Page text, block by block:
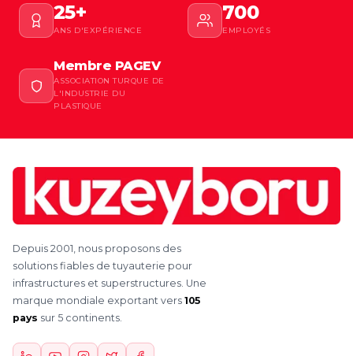
25+
ANS D'EXPÉRIENCE
700
EMPLOYÉS
Membre PAGEV
ASSOCIATION TURQUE DE
L'INDUSTRIE DU
PLASTIQUE
Depuis 2001, nous proposons des
solutions fiables de tuyauterie pour
infrastructures et superstructures. Une
marque mondiale exportant vers 105
pays sur 5 continents.